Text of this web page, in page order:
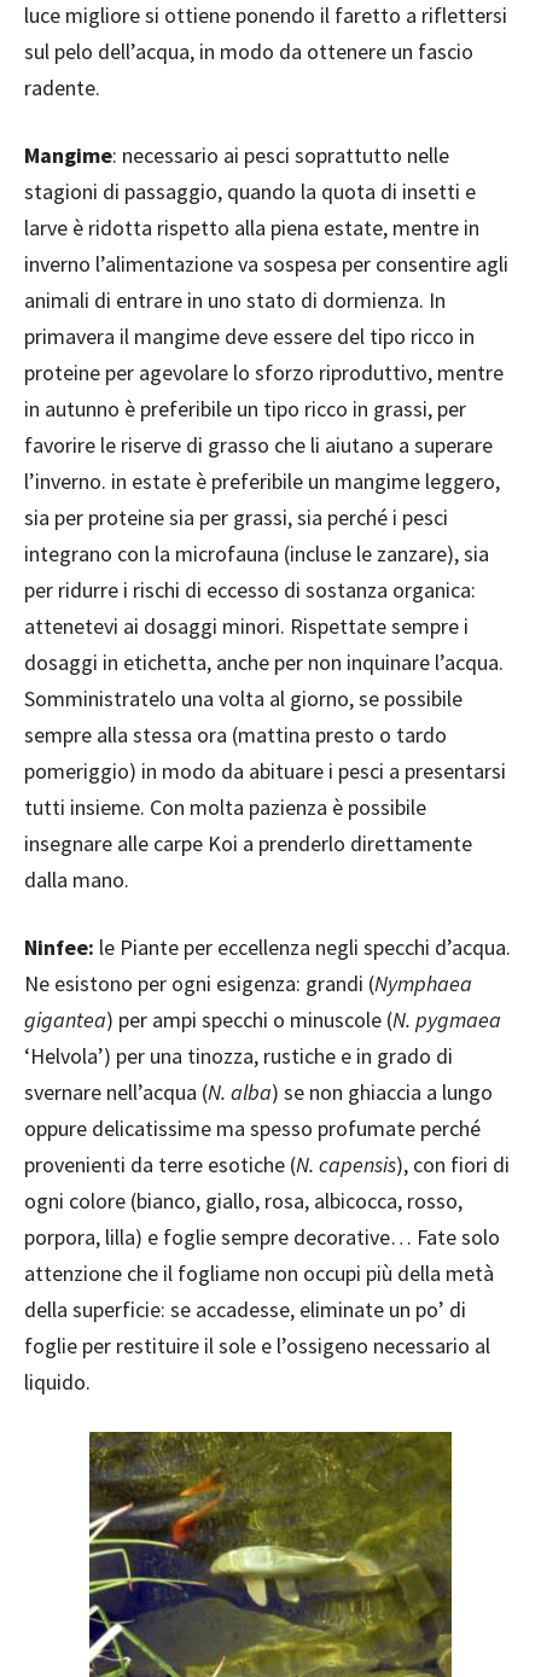
luce migliore si ottiene ponendo il faretto a riflettersi
sul pelo dell’acqua, in modo da ottenere un fascio
radente.
Mangime: necessario ai pesci soprattutto nelle
stagioni di passaggio, quando la quota di insetti e
larve è ridotta rispetto alla piena estate, mentre in
inverno l’alimentazione va sospesa per consentire agli
animali di entrare in uno stato di dormienza. In
primavera il mangime deve essere del tipo ricco in
proteine per agevolare lo sforzo riproduttivo, mentre
in autunno è preferibile un tipo ricco in grassi, per
favorire le riserve di grasso che li aiutano a superare
l’inverno. in estate è preferibile un mangime leggero,
sia per proteine sia per grassi, sia perché i pesci
integrano con la microfauna (incluse le zanzare), sia
per ridurre i rischi di eccesso di sostanza organica:
attenetevi ai dosaggi minori. Rispettate sempre i
dosaggi in etichetta, anche per non inquinare l’acqua.
Somministratelo una volta al giorno, se possibile
sempre alla stessa ora (mattina presto o tardo
pomeriggio) in modo da abituare i pesci a presentarsi
tutti insieme. Con molta pazienza è possibile
insegnare alle carpe Koi a prenderlo direttamente
dalla mano.
Ninfee: le Piante per eccellenza negli specchi d’acqua.
Ne esistono per ogni esigenza: grandi (Nymphaea
gigantea) per ampi specchi o minuscole (N. pygmaea
‘Helvola’) per una tinozza, rustiche e in grado di
svernare nell’acqua (N. alba) se non ghiaccia a lungo
oppure delicatissime ma spesso profumate perché
provenienti da terre esotiche (N. capensis), con fiori di
ogni colore (bianco, giallo, rosa, albicocca, rosso,
porpora, lilla) e foglie sempre decorative… Fate solo
attenzione che il fogliame non occupi più della metà
della superficie: se accadesse, eliminate un po’ di
foglie per restituire il sole e l’ossigeno necessario al
liquido.